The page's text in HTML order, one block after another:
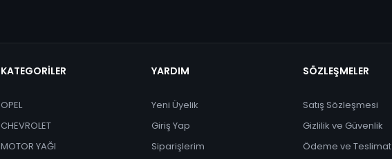
KATEGORİLER
OPEL
CHEVROLET
MOTOR YAĞI
YARDIM
Yeni Üyelik
Giriş Yap
Siparişlerim
SÖZLEŞMELER
Satış Sözleşmesi
Gizlilik ve Güvenlik
Ödeme ve Teslimat